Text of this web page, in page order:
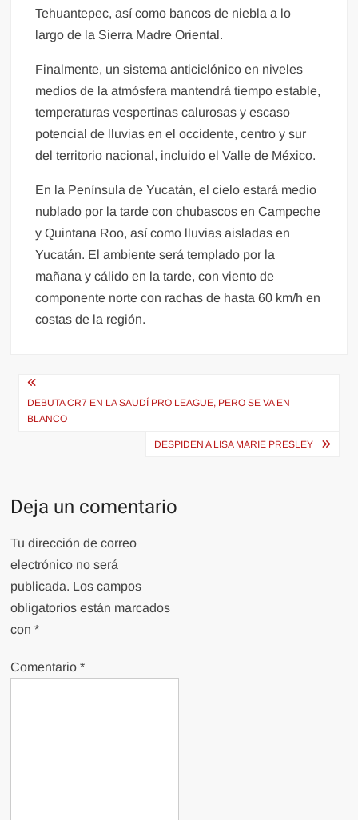
Tehuantepec, así como bancos de niebla a lo
largo de la Sierra Madre Oriental.
Finalmente, un sistema anticiclónico en niveles
medios de la atmósfera mantendrá tiempo estable,
temperaturas vespertinas calurosas y escaso
potencial de lluvias en el occidente, centro y sur
del territorio nacional, incluido el Valle de México.
En la Península de Yucatán, el cielo estará medio
nublado por la tarde con chubascos en Campeche
y Quintana Roo, así como lluvias aisladas en
Yucatán. El ambiente será templado por la
mañana y cálido en la tarde, con viento de
componente norte con rachas de hasta 60 km/h en
costas de la región.
Navegación
de
DEBUTA CR7 EN LA SAUDÍ PRO LEAGUE, PERO SE VA EN
BLANCO
DESPIDEN A LISA MARIE PRESLEY
Deja un comentario
Tu dirección de correo
electrónico no será
publicada. Los campos
obligatorios están marcados
con*
Comentario*